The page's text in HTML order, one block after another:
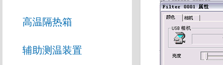
高温隔热箱
辅助测温装置